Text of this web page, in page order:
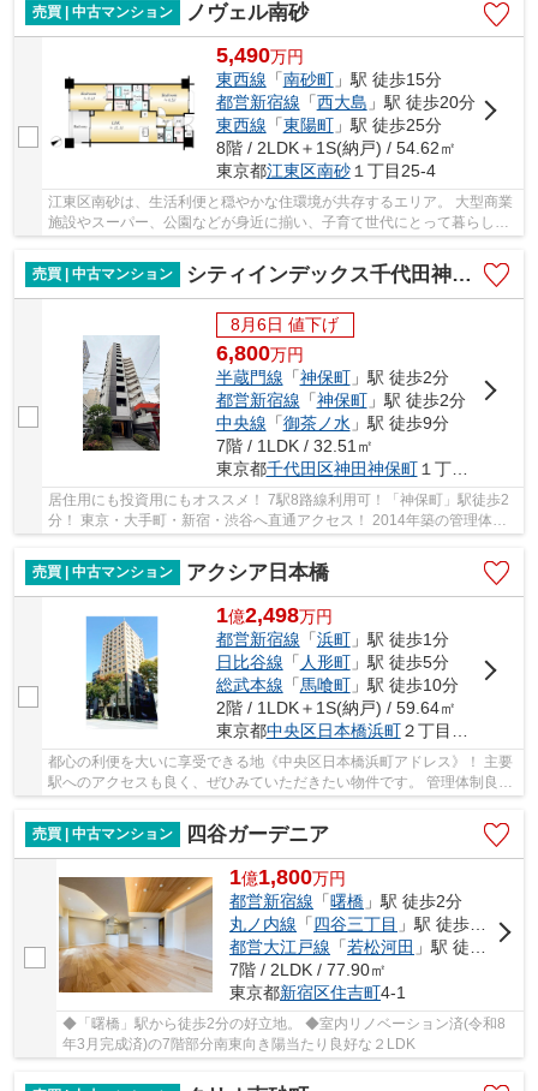
売買 | 中古マンション
ノヴェル南砂
5,490万円
東西線 「南砂町」駅 徒歩15分
都営新宿線 「西大島 」駅 徒歩20分
東西線 「東陽町」駅 徒歩25分
8階 / 2LDK＋1S(納戸) / 54.62㎡
東京都江東区南砂１丁目25-4
江東区南砂は、生活利便と穏やかな住環境が共存するエリア。 大型商業
施設やスーパー、公園などが身近に揃い、子育て世代にとって暮らしや
売買 | 中古マンション
シティインデックス千代田神保町
8月6日 値下げ
6,800万円
半蔵門線 「神保町」駅 徒歩2分
都営新宿線 「神保町」駅 徒歩2分
中央線 「御茶ノ水 」駅 徒歩9分
7階 / 1LDK / 32.51㎡
東京都千代田区神田神保町１丁目18-2
居住用にも投資用にもオススメ！ 7駅8路線利用可！「神保町」駅徒歩2
分！ 東京・大手町・新宿・渋谷へ直通アクセス！ 2014年築の管理体制
売買 | 中古マンション
アクシア日本橋
1億2,498万円
都営新宿線 「浜町」駅 徒歩1分
日比谷線 「 人形町」駅 徒歩5分
総武本線 「馬喰町」駅 徒歩10分
2階 / 1LDK＋1S(納戸) / 59.64㎡
東京都中央区日本橋浜町２丁目３４－１
都心の利便を大いに享受できる地《中央区日本橋浜町アドレス》！ 主要
駅へのアクセスも良く、ぜひみていただきたい物件です。 管理体制良好
売買 | 中古マンション
四谷ガーデニア
1億1,800万円
都営新宿線 「曙橋 」駅 徒歩2分
丸ノ内線 「四谷三丁目 」駅 徒歩9分
都営大江戸線 「若松河田 」駅 徒歩13分
7階 / 2LDK / 77.90㎡
東京都新宿区住吉町4-1
◆「曙橋」駅から徒歩2分の好立地。 ◆室内リノベーション済(令和8
年3月完成済)の7階部分南東向き陽当たり良好な２LDK